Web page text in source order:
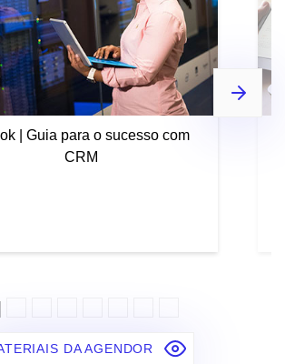
| Guia para o sucesso com
CRM
DA AGENDOR